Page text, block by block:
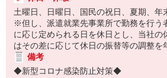
土曜日、日曜日、国民の祝日、夏期、年
※但し、派遣就業先事業所で勤務を行う
に応じ定められる日を休日とし、当社の
はその差に応じて休日の振替等の調整を
備考
◆新型コロナ感染防止対策◆